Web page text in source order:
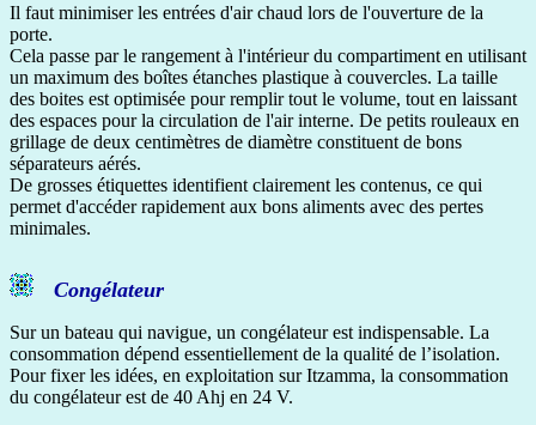
Il faut minimiser les entrées d'air chaud lors de l'ouverture de la
porte.
Cela passe par le rangement à l'intérieur du compartiment en utilisant
un maximum des boîtes étanches plastique à couvercles. La taille
des boites est optimisée pour remplir tout le volume, tout en laissant
des espaces pour la circulation de l'air interne. De petits rouleaux en
grillage de deux centimètres de diamètre constituent de bons
séparateurs aérés.
De grosses étiquettes identifient clairement les contenus, ce qui
permet d'accéder rapidement aux bons aliments avec des pertes
minimales.
Congélateur
Sur un bateau qui navigue, un congélateur est indispensable. La
consommation dépend essentiellement de la qualité de l’isolation.
Pour fixer les idées, en exploitation sur Itzamma, la consommation
du congélateur est de 40 Ahj en 24 V.